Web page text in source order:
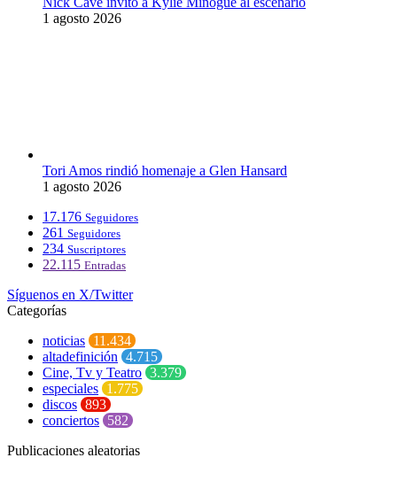
1 agosto 2026
Tori Amos rindió homenaje a Glen Hansard
1 agosto 2026
17.176 Seguidores
261 Seguidores
234 Suscriptores
22.115 Entradas
Síguenos en X/Twitter
Categorías
noticias 11.434
altadefinición 4.715
Cine, Tv y Teatro 3.379
especiales 1.775
discos 893
conciertos 582
Publicaciones aleatorias